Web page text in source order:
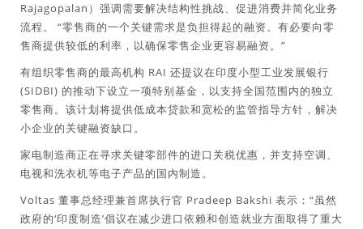
Rajagopalan）强调需要解决结构性挑战、促进消费并简化业务
流程。 “零售商的一个关键需求是负担得起的融资。有必要向零
售商提供较低的利率，以确保零售企业更容易融资。”
有组织零售商的最高机构 RAI 还提议在印度小型工业发展银行
(SIDBI) 的推动下设立一项特别基金，以支持全国范围内的独立
零售商。该计划将提供低成本贷款和宽松的监管指导方针，解决
小企业的关键融资缺口。
家电制造商正在寻求关键零部件的进口关税优惠，并支持空调、
电视和洗衣机等电子产品的国内制造。
Voltas 董事总经理兼首席执行官 Pradeep Bakshi 表示：“虽然
政府的‘印度制造’倡议在减少进口依赖和创造就业方面取得了重大